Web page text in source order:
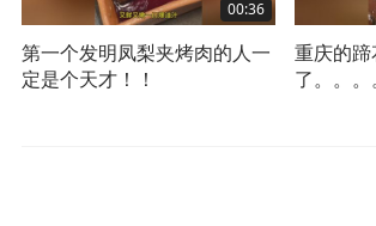
00:36
第一个发明凤梨夹烤肉的人一
定是个天才！！
重庆的
了。。。